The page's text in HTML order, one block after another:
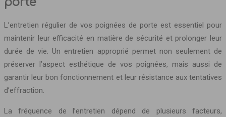
L’entretien régulier de vos poignées de porte est essentiel pour
maintenir leur efficacité en matière de sécurité et prolonger leur
durée de vie. Un entretien approprié permet non seulement de
préserver l’aspect esthétique de vos poignées, mais aussi de
garantir leur bon fonctionnement et leur résistance aux tentatives
d’effraction.
La fréquence de l’entretien dépend de plusieurs facteurs,